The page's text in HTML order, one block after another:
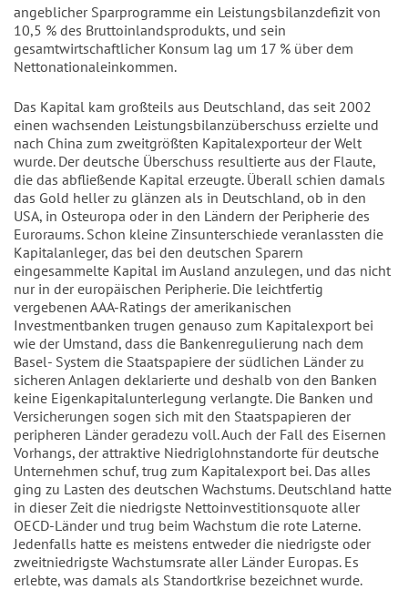
angeblicher Sparprogramme ein Leistungsbilanzdefizit von
10,5 % des Bruttoinlandsprodukts, und sein
gesamtwirtschaftlicher Konsum lag um 17 % über dem
Nettonationaleinkommen.
Das Kapital kam großteils aus Deutschland, das seit 2002
einen wachsenden Leistungsbilanzüberschuss erzielte und
nach China zum zweitgrößten Kapitalexporteur der Welt
wurde. Der deutsche Überschuss resultierte aus der Flaute,
die das abfließende Kapital erzeugte. Überall schien damals
das Gold heller zu glänzen als in Deutschland, ob in den
USA, in Osteuropa oder in den Ländern der Peripherie des
Euroraums. Schon kleine Zinsunterschiede veranlassten die
Kapitalanleger, das bei den deutschen Sparern
eingesammelte Kapital im Ausland anzulegen, und das nicht
nur in der europäischen Peripherie. Die leichtfertig
vergebenen AAA-Ratings der amerikanischen
Investmentbanken trugen genauso zum Kapitalexport bei
wie der Umstand, dass die Bankenregulierung nach dem
Basel- System die Staatspapiere der südlichen Länder zu
sicheren Anlagen deklarierte und deshalb von den Banken
keine Eigenkapitalunterlegung verlangte. Die Banken und
Versicherungen sogen sich mit den Staatspapieren der
peripheren Länder geradezu voll. Auch der Fall des Eisernen
Vorhangs, der attraktive Niedriglohnstandorte für deutsche
Unternehmen schuf, trug zum Kapitalexport bei. Das alles
ging zu Lasten des deutschen Wachstums. Deutschland hatte
in dieser Zeit die niedrigste Nettoinvestitionsquote aller
OECD-Länder und trug beim Wachstum die rote Laterne.
Jedenfalls hatte es meistens entweder die niedrigste oder
zweitniedrigste Wachstumsrate aller Länder Europas. Es
erlebte, was damals als Standortkrise bezeichnet wurde.